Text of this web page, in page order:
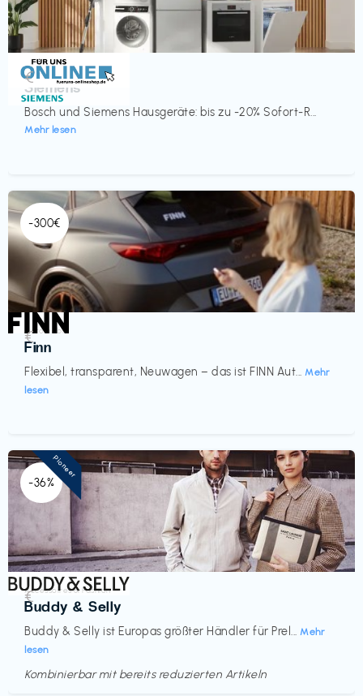
Küche & Haushalt
Siemens
Bosch und Siemens Hausgeräte: bis zu -20% Sofort-R...
Mehr lesen
€‎
-300€
Automobil
Finn
Flexibel, transparent, Neuwagen – das ist FINN Aut... Mehr
lesen
€‎
-36%
Accessoires & Fashion
Buddy & Selly
Buddy & Selly ist Europas größter Händler für Prel... Mehr
lesen
€‎
Kombinierbar mit bereits reduzierten Artikeln
Pioneer